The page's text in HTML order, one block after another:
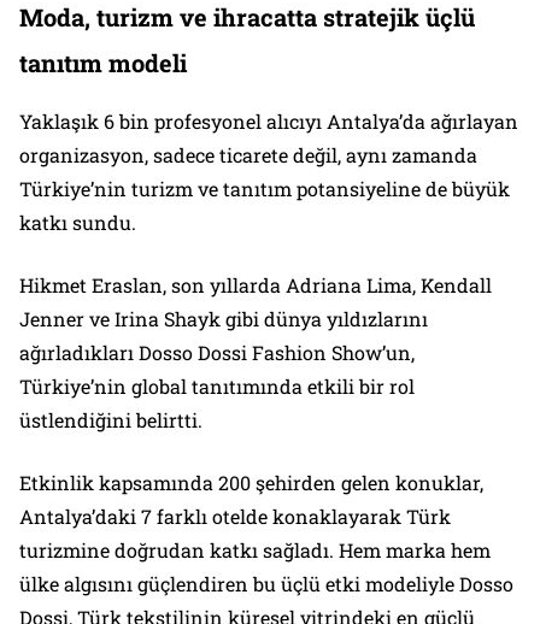
Moda, turizm ve ihracatta stratejik üçlü
tanıtım modeli
Yaklaşık 6 bin profesyonel alıcıyı Antalya’da ağırlayan
organizasyon, sadece ticarete değil, aynı zamanda
Türkiye’nin turizm ve tanıtım potansiyeline de büyük
katkı sundu.
Hikmet Eraslan, son yıllarda Adriana Lima, Kendall
Jenner ve Irina Shayk gibi dünya yıldızlarını
ağırladıkları Dosso Dossi Fashion Show’un,
Türkiye’nin global tanıtımında etkili bir rol
üstlendiğini belirtti.
Etkinlik kapsamında 200 şehirden gelen konuklar,
Antalya’daki 7 farklı otelde konaklayarak Türk
turizmine doğrudan katkı sağladı. Hem marka hem
ülke algısını güçlendiren bu üçlü etki modeliyle Dosso
Dossi, Türk tekstilinin küresel vitrindeki en güçlü